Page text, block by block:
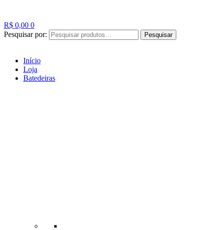
R$ 0,00 0
Pesquisar por:
Pesquisar
Início
Loja
Batedeiras